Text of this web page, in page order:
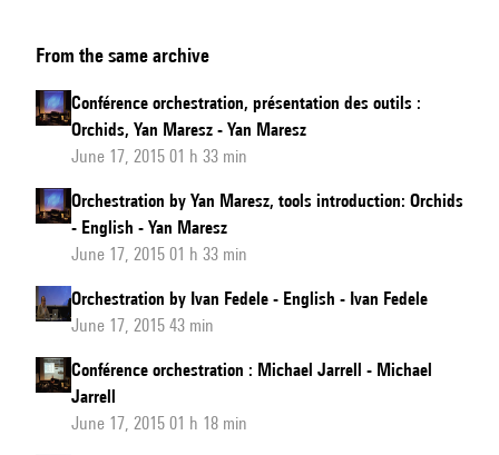
orchestration
:
Michaël
Levinas
From the same archive
Conférence orchestration, présentation des outils :
Orchids, Yan Maresz - Yan Maresz
June 17, 2015 01 h 33 min
Orchestration by Yan Maresz, tools introduction: Orchids
- English - Yan Maresz
June 17, 2015 01 h 33 min
Orchestration by Ivan Fedele - English - Ivan Fedele
June 17, 2015 43 min
Conférence orchestration : Michael Jarrell - Michael
Jarrell
June 17, 2015 01 h 18 min